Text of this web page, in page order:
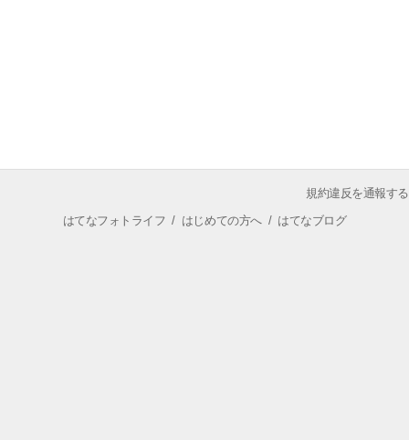
規約違反を通報する
はてなフォトライフ / はじめての方へ/ はてなブログ